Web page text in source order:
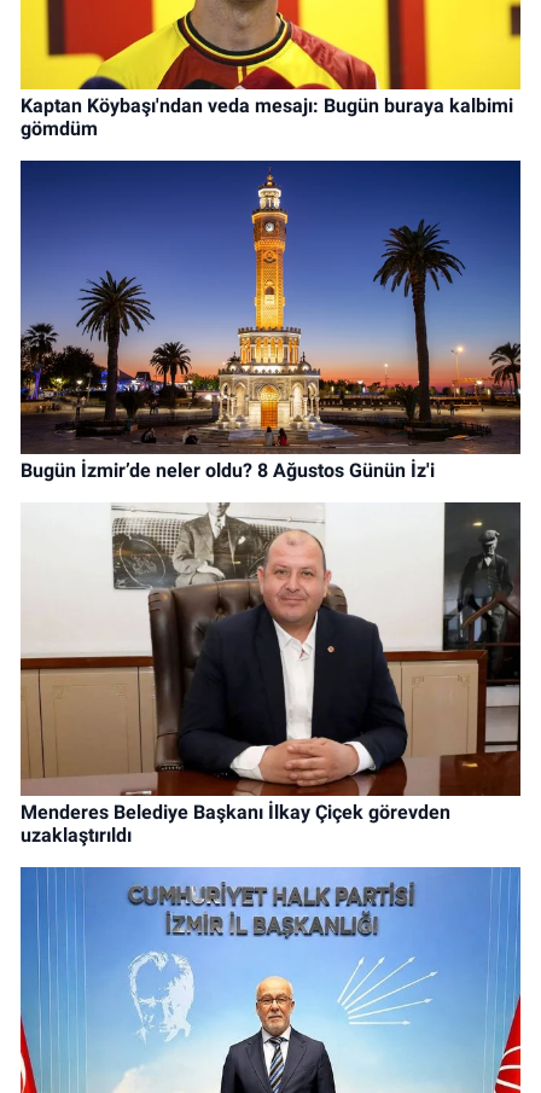
Kaptan Köybaşı'ndan veda mesajı: Bugün buraya kalbimi
gömdüm
Bugün İzmir’de neler oldu? 8 Ağustos Günün İz'i
Menderes Belediye Başkanı İlkay Çiçek görevden
uzaklaştırıldı